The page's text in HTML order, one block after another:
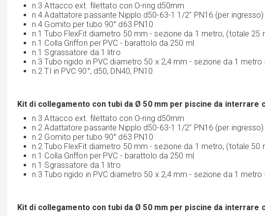
n.3 Attacco ext. filettato con O-ring d50mm
n.4 Adattatore passante Nipplo d50-63-1 1/2'' PN16 (per ingresso)
n.4 Gomito per tubo 90° d63 PN10
n.1 Tubo FlexFit diametro 50 mm - sezione da 1 metro, (totale 25
n.1 Colla Griffon per PVC - barattolo da 250 ml
n.1 Sgrassatore da 1 litro
n.3 Tubo rigido in PVC diametro 50 x 2,4 mm - sezione da 1
n.2 TI in PVC 90°, d50, DN40, PN10
Kit di collegamento con tubi da Ø 50 mm per piscine da interrare
n.3 Attacco ext. filettato con O-ring d50mm
n.2 Adattatore passante Nipplo d50-63-1 1/2'' PN16 (per ingresso)
n.2 Gomito per tubo 90° d63 PN10
n.2 Tubo FlexFit diametro 50 mm - sezione da 1 metro, (totale 50
n.1 Colla Griffon per PVC - barattolo da 250 ml
n.1 Sgrassatore da 1 litro
n.3 Tubo rigido in PVC diametro 50 x 2,4 mm - sezione da 1
Kit di collegamento con tubi da Ø 50 mm per piscine da interrare